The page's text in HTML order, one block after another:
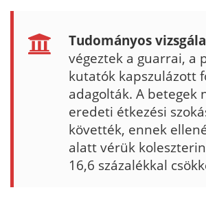
Tudományos
végeztek a guarrai, a
kutatók kapszulázott
adagolták. A betegek
eredeti étkezési
követték, ennek
alatt vérük
16,6 százalékkal